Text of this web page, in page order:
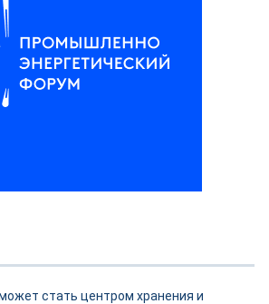
стать центром хранения и